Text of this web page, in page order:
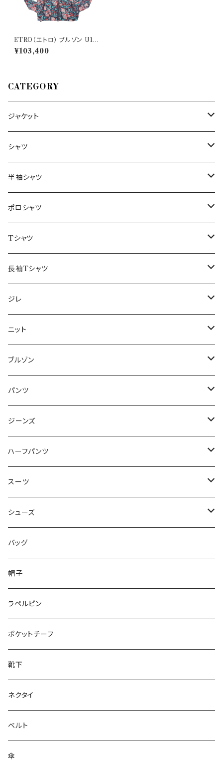
ETRO（エトロ） ブルゾン U1S8
0041200200 28765
¥103,400
CATEGORY
ジャケット
～44/S
46/M
48/L
50/XL～
シャツ
～44/S
46/M
48/L
50/XL～
半袖シャツ
～44/S
46/M
48/L
50/XL～
ポロシャツ
～44/S
46/M
48/L
50/XL～
Tシャツ
～44/S
46/M
48/L
50/XL～
長袖Tシャツ
～44/S
46/M
48/L
50/XL～
ジレ
～44/S
46/M
48/L
50/XL～
ニット
～44/S
46/M
48/L
50/XL～
ブルゾン
～44/S
46/M
48/L
50/XL～
パンツ
～44/S
46/M
48/L
50/XL～
ジーンズ
～44/S
46/M
48/L
50/XL～
ハーフパンツ
～44/S
46/M
48/L
50/XL～
スーツ
～44/S
46/M
48/L
50/XL～
シューズ
～25.5cm
26cm～
27cm～
28cm～
バッグ
帽子
ラペルピン
ポケットチーフ
靴下
ネクタイ
ベルト
傘